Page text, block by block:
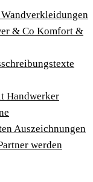
& Co Komfort &
Handwerker
Auszeichnungen
werden